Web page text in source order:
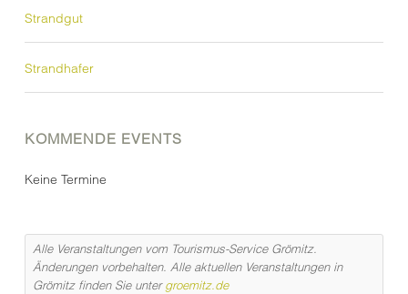
Strandgut
Strandhafer
KOMMENDE EVENTS
Keine Termine
Alle Veranstaltungen vom Tourismus-Service Grömitz.
Änderungen vorbehalten. Alle aktuellen Veranstaltungen in
Grömitz finden Sie untergroemitz.de